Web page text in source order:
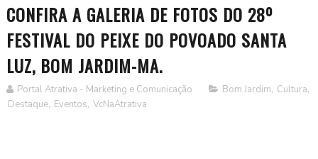
CONFIRA A GALERIA DE FOTOS DO 28º
FESTIVAL DO PEIXE DO POVOADO SANTA
LUZ, BOM JARDIM-MA.
Portal Atrativa - Marketing e Comunicação Bom Jardim, Cultura,
Destaque, Eventos, VcNaAtrativa